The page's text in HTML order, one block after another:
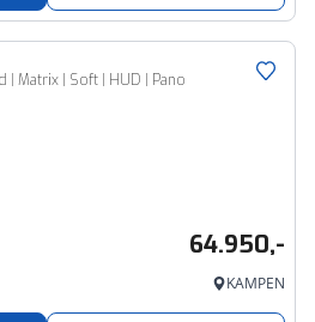
Matrix | Soft | HUD | Pano
64.950,-
KAMPEN